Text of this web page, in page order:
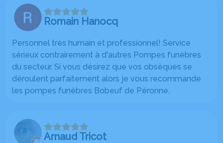
Romain Hanocq
Personnel très humain et professionnel! Service
sérieux contrairement à d'autres Pompes funèbres
du secteur. Si vous désirez que vos obsèques se
déroulent parfaitement alors je vous recommande
les pompes funèbres Bobeuf de Péronne.
Arnaud Tricot